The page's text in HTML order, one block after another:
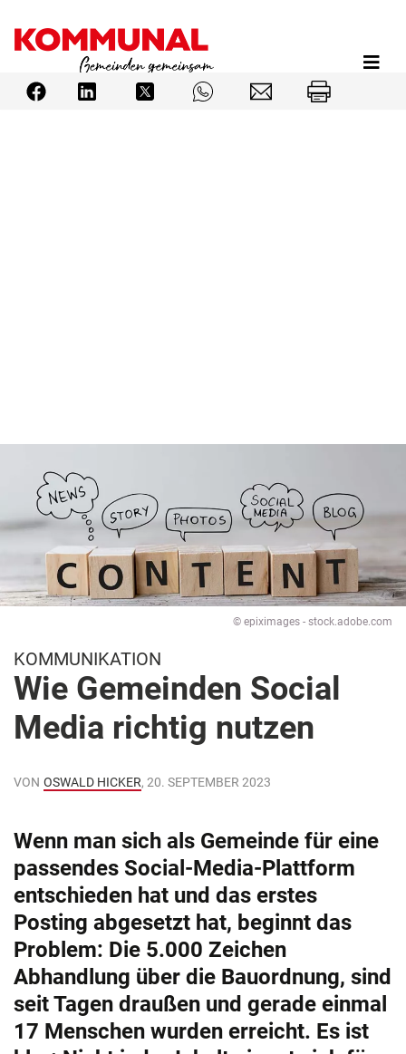
Inhalt
© epiximages - stock.adobe.com
KOMMUNIKATION
Wie Gemeinden Social
Media richtig nutzen
VON OSWALD HICKER, 20. SEPTEMBER 2023
Wenn man sich als Gemeinde für eine
passendes Social-Media-Plattform
entschieden hat und das erstes
Posting abgesetzt hat, beginnt das
Problem: Die 5.000 Zeichen
Abhandlung über die Bauordnung, sind
seit Tagen draußen und gerade einmal
17 Menschen wurden erreicht. Es ist